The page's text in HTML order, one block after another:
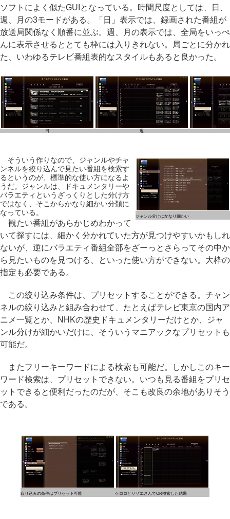
ソフトによく似たGUIとなっている。時間尺度としては、日、
週、月の3モードがある。「日」表示では、録画された番組が
放送局関係なく順番に並ぶ。週、月の表示では、全局をいっぺ
んに表示させるととても枠には入りきれない。局ごとに分かれ
た、いわゆるテレビ番組表的なスタイルもあると良かった。
日 週
ジャンル分けはかなり細かい
そういう作りなので、ジャンルやチャ
ンネルを絞り込んで見たい番組を検索す
るというのが、標準的な使い方になるよ
うだ。ジャンルは、ドキュメンタリーや
バラエティというざっくりとした分け方
ではなく、そこからかなり細かい分類に
なっている。
観たい番組があらかじめわかって
いて探すには、細かく分かれていた方が見つけやすいかもしれ
ないが、逆にバラエティ番組全部をざーっとさらってその中か
ら見たいものを見つける、といった使い方ができない。大枠の
指定も必要である。
この絞り込み条件は、プリセットすることができる。チャン
ネルの絞り込みと組み合わせて、たとえばテレビ東京の国内ア
ニメ一覧とか、NHKの歴史ドキュメンタリーだけとか、ジャ
ンル分けが細かいだけに、そういうマニアックなプリセットも
可能だ。
またフリーキーワードによる検索も可能だ。しかしこのキー
ワード検索は、プリセットできない。いつも見る番組をプリセ
ットできると便利だったのだが、そこも改良の余地がありそう
である。
絞り込みの条件はプリセット可能 ケロロとサザエさんでOR検索した結果